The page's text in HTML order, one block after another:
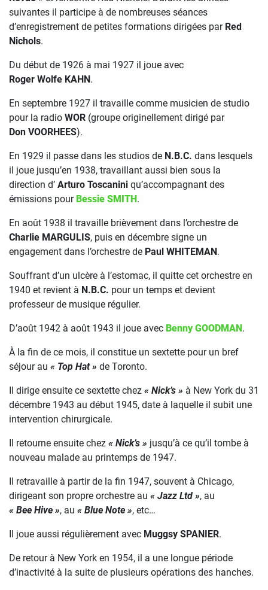
suivantes il participe à de nombreuses séances
d’enregistrement de petites formations dirigées par Red
Nichols.
Du début de 1926 à mai 1927 il joue avec
Roger Wolfe KAHN .
En septembre 1927 il travaille comme musicien de studio
pour la radio WOR (groupe originellement dirigé par
Don VOORHEES).
En 1929 il passe dans les studios de N.B.C. dans lesquels
il joue jusqu’en 1938, travaillant aussi bien sous la
direction d’ Arturo Toscanini qu’accompagnant des
émissions pour Bessie SMITH .
En août 1938 il travaille brièvement dans l’orchestre de
Charlie MARGULIS, puis en décembre signe un
engagement dans l’orchestre de Paul WHITEMAN .
Souffrant d’un ulcère à l’estomac, il quitte cet orchestre en
1940 et revient à N.B.C. pour un temps et devient
professeur de musique régulier.
D’août 1942 à août 1943 il joue avec Benny GOODMAN .
À la fin de ce mois, il constitue un sextette pour un bref
séjour au « Top Hat » de Toronto.
Il dirige ensuite ce sextette chez « Nick’s » à New York du 31
décembre 1943 au début 1945, date à laquelle il subit une
intervention chirurgicale.
Il retourne ensuite chez « Nick’s » jusqu’à ce qu’il tombe à
nouveau malade au printemps de 1947.
Il retravaille à partir de la fin 1947, souvent à Chicago,
dirigeant son propre orchestre au « Jazz Ltd », au
« Bee Hive », au « Blue Note », etc…
Il joue aussi régulièrement avec Muggsy SPANIER.
De retour à New York en 1954, il a une longue période
d’inactivité à la suite de plusieurs opérations des hanches.